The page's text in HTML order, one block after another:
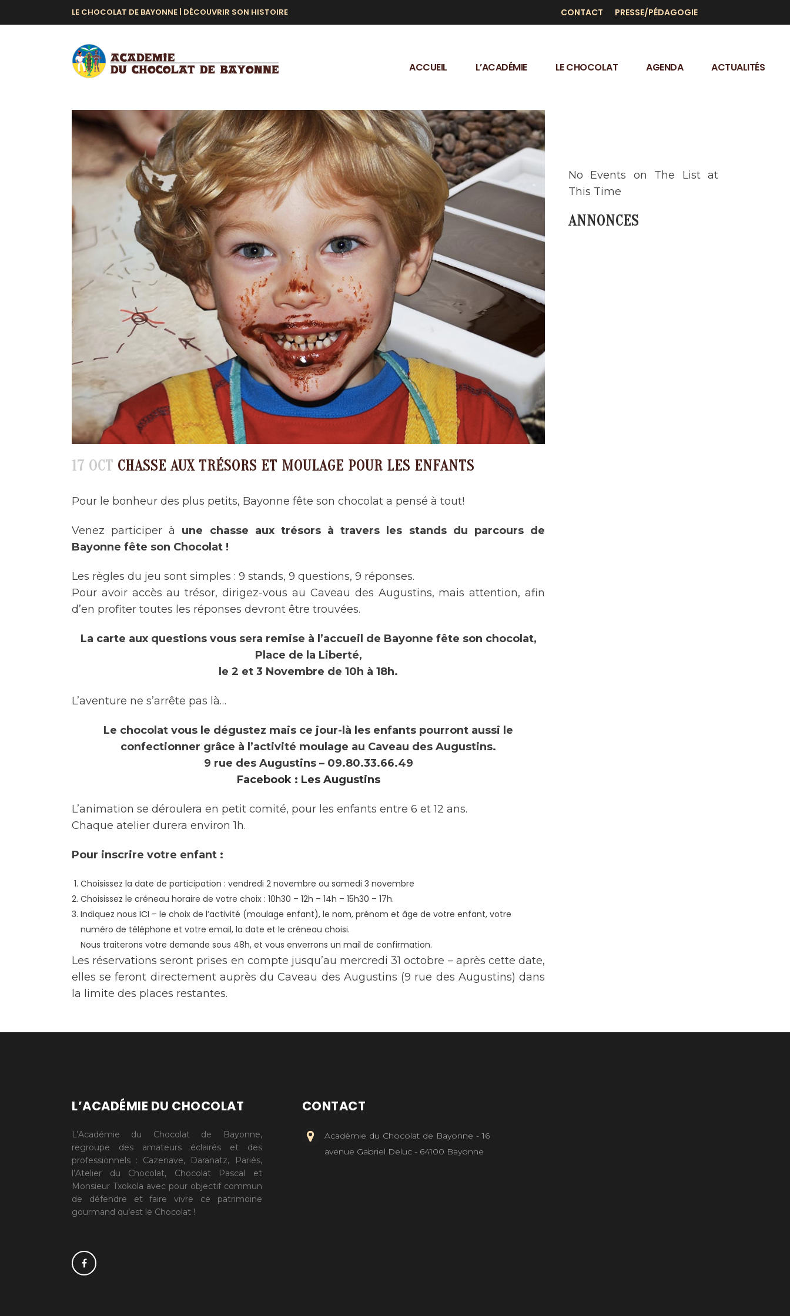
LE CHOCOLAT DE BAYONNE | DÉCOUVRIR SON HISTOIRE CONTACT PRESSE/PÉDAGOGIE
ACCUEIL L’ACADÉMIE LE CHOCOLAT AGENDA ACTUALITÉS
17 OCT CHASSE AUX TRÉSORS ET MOULAGE POUR LES ENFANTS
Pour le bonheur des plus petits, Bayonne fête son chocolat a pensé à tout!
Venez participer à une chasse aux trésors à travers les stands du parcours de
Bayonne fête son Chocolat !
Les règles du jeu sont simples : 9 stands, 9 questions, 9 réponses.
Pour avoir accès au trésor, dirigez-vous au Caveau des Augustins, mais attention, afin
d’en profiter toutes les réponses devront être trouvées.
La carte aux questions vous sera remise à l’accueil de Bayonne fête son chocolat,
Place de la Liberté,
le 2 et 3 Novembre de 10h à 18h.
L’aventure ne s’arrête pas là…
Le chocolat vous le dégustez mais ce jour-là les enfants pourront aussi le
confectionner grâce à l’activité moulage au Caveau des Augustins.
9 rue des Augustins – 09.80.33.66.49
Facebook : Les Augustins
L’animation se déroulera en petit comité, pour les enfants entre 6 et 12 ans.
Chaque atelier durera environ 1h.
Pour inscrire votre enfant :
Choisissez la date de participation : vendredi 2 novembre ou samedi 3 novembre
Choisissez le créneau horaire de votre choix : 10h30 – 12h – 14h – 15h30 – 17h.
Indiquez nous ICI – le choix de l’activité (moulage enfant), le nom, prénom et âge de votre enfant, votre
numéro de téléphone et votre email, la date et le créneau choisi.
Nous traiterons votre demande sous 48h, et vous enverrons un mail de confirmation.
Les réservations seront prises en compte jusqu’au mercredi 31 octobre – après cette date,
elles se feront directement auprès du Caveau des Augustins (9 rue des Augustins) dans
la limite des places restantes.
No Events on The List at
This Time
ANNONCES
L’ACADÉMIE DU CHOCOLAT
L’Académie du Chocolat de Bayonne,
regroupe des amateurs éclairés et des
professionnels : Cazenave, Daranatz, Pariés,
l’Atelier du Chocolat, Chocolat Pascal et
Monsieur Txokola avec pour objectif commun
de défendre et faire vivre ce patrimoine
gourmand qu’est le Chocolat !
CONTACT
Académie du Chocolat de Bayonne - 16
avenue Gabriel Deluc - 64100 Bayonne